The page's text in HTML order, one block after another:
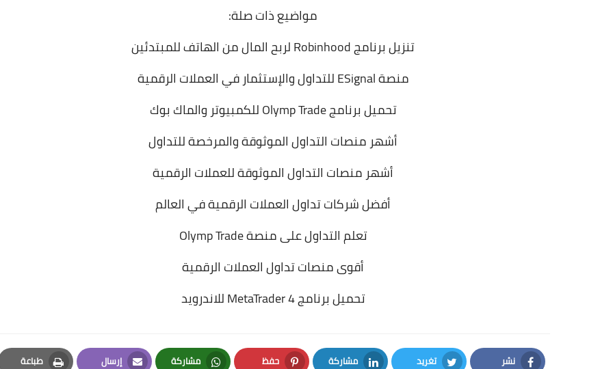
مواضيع ذات صلة:
تنزيل برنامج Robinhood لربح المال من الهاتف للمبتدئين
منصة ESignal للتداول والإستثمار في العملات الرقمية
تحميل برنامج Olymp Trade للكمبيوتر والماك بوك
أشهر منصات التداول الموثوقة والمرخصة للتداول
أشهر منصات التداول الموثوقة للعملات الرقمية
أفضل شركات تداول العملات الرقمية في العالم
تعلم التداول على منصة Olymp Trade
أقوى منصات تداول العملات الرقمية
تحميل برنامج MetaTrader 4 للاندرويد
نشر تغريد مشاركة حفظ مشاركة إرسال طباعة